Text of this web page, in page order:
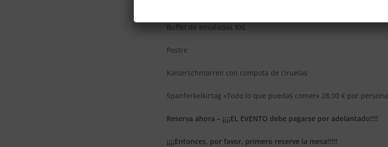
Buffet de ensaladas XXL
Postre
Kaiserschmarren con compota de ciruelas
Spanferkelkirtag «Todo lo que puedas comer» 28,00 € por persona
Reserva ahora – ¡¡¡¡EL EVENTO debe pagarse por adelantado!!!!
¡¡¡¡Entonces, por favor, primero reserve la mesa!!!!!